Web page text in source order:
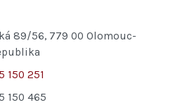
89/56, 779 00 Olomouc-
150 251
150 465